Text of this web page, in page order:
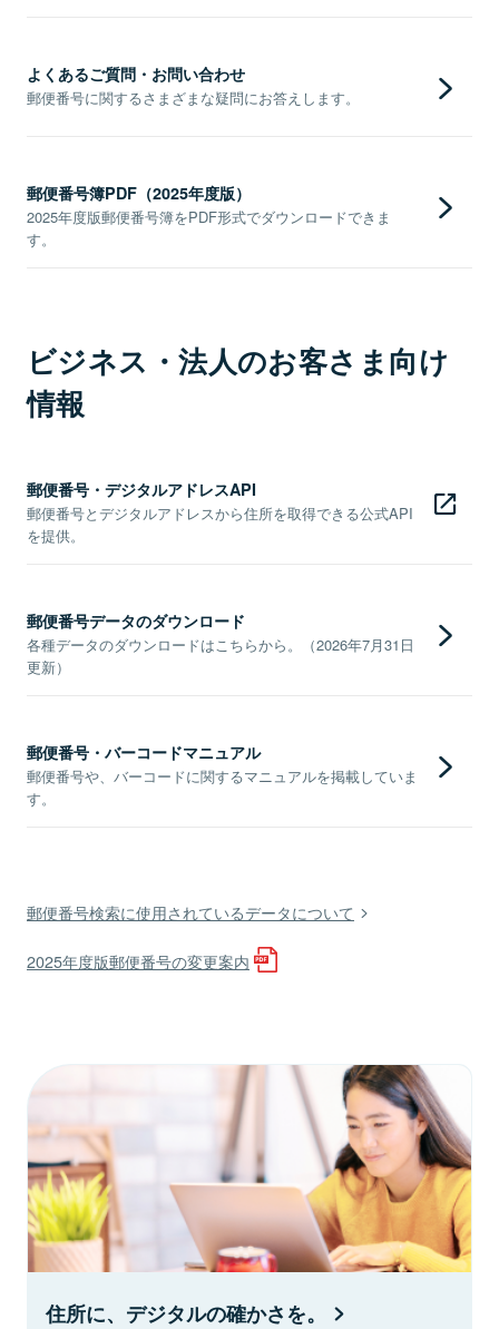
よくあるご質問・お問い合わせ
郵便番号に関するさまざまな疑問にお答えします。
郵便番号簿PDF（2025年度版）
2025年度版郵便番号簿をPDF形式でダウンロードできま
す。
ビジネス・法人のお客さま向け
情報
郵便番号・デジタルアドレスAPI
郵便番号とデジタルアドレスから住所を取得できる公式API
を提供。
郵便番号データのダウンロード
各種データのダウンロードはこちらから。（2026年7月31日
更新）
郵便番号・バーコードマニュアル
郵便番号や、バーコードに関するマニュアルを掲載していま
す。
郵便番号検索に使用されているデータについて
2025年度版郵便番号の変更案内
住所に、デジタルの確かさを。